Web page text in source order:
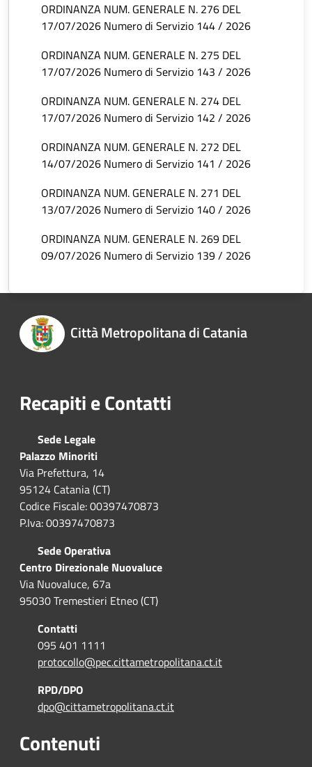
ORDINANZA NUM. GENERALE N. 276 DEL
17/07/2026 Numero di Servizio 144 / 2026
ORDINANZA NUM. GENERALE N. 275 DEL
17/07/2026 Numero di Servizio 143 / 2026
ORDINANZA NUM. GENERALE N. 274 DEL
17/07/2026 Numero di Servizio 142 / 2026
ORDINANZA NUM. GENERALE N. 272 DEL
14/07/2026 Numero di Servizio 141 / 2026
ORDINANZA NUM. GENERALE N. 271 DEL
13/07/2026 Numero di Servizio 140 / 2026
ORDINANZA NUM. GENERALE N. 269 DEL
09/07/2026 Numero di Servizio 139 / 2026
Città Metropolitana di Catania
Recapiti e Contatti
Sede Legale
Palazzo Minoriti
Via Prefettura, 14
95124 Catania (CT)
Codice Fiscale: 00397470873
P.Iva: 00397470873
Sede Operativa
Centro Direzionale Nuovaluce
Via Nuovaluce, 67a
95030 Tremestieri Etneo (CT)
Contatti
095 401 1111
protocollo@pec.cittametropolitana.ct.it
RPD/DPO
dpo@cittametropolitana.ct.it
Contenuti